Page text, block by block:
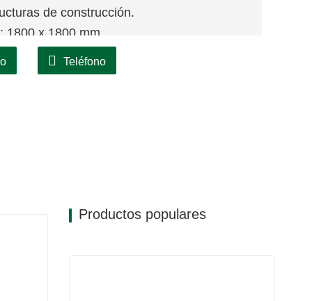
de construcción.
1800 x 1800 mm
Teléfono
Productos populares